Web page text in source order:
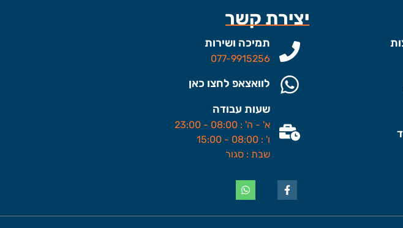
יצירת קשר
תמיכה ושירות
077-9915256
לוואצאפ לחצו כאן
שעות עבודה
א' - ה' : 08:00 - 23:00
ו' : 08:00 - 15:00
שבת : סגור